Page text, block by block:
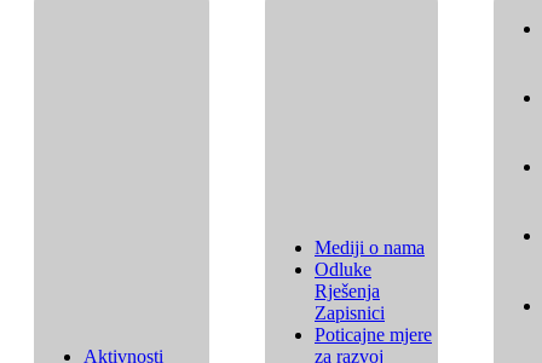
Aktivnosti
Mediji o nama
Odluke
Rješenja
Zapisnici
Poticajne mjere
za razvoj